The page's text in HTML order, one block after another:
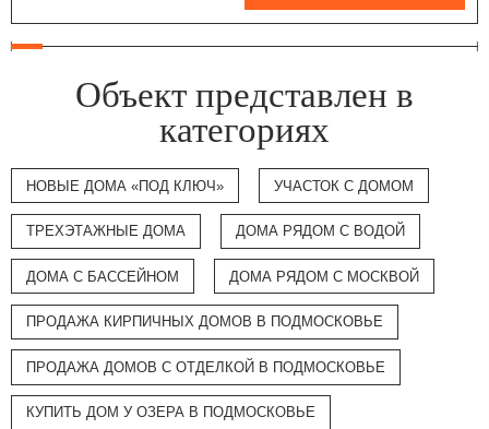
Объект представлен в
категориях
НОВЫЕ ДОМА «ПОД КЛЮЧ» УЧАСТОК С ДОМОМ
ТРЕХЭТАЖНЫЕ ДОМА ДОМА РЯДОМ С ВОДОЙ
ДОМА С БАССЕЙНОМ ДОМА РЯДОМ С МОСКВОЙ
ПРОДАЖА КИРПИЧНЫХ ДОМОВ В ПОДМОСКОВЬЕ
ПРОДАЖА ДОМОВ С ОТДЕЛКОЙ В ПОДМОСКОВЬЕ
КУПИТЬ ДОМ У ОЗЕРА В ПОДМОСКОВЬЕ